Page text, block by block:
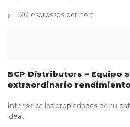
120 espressos por hora
BCP Distributors – Equipo
extraordinario
Intensifica las propiedades de tu
ideal.